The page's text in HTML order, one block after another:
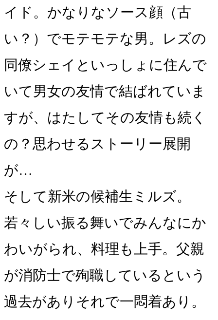
イド。かなりなソース顔（古
い？）でモテモテな男。レズの
同僚シェイといっしょに住んで
いて男女の友情で結ばれていま
すが、はたしてその友情も続く
の？思わせるストーリー展開
が…
そして新米の候補生ミルズ。
若々しい振る舞いでみんなにか
わいがられ、料理も上手。父親
が消防士で殉職しているという
過去がありそれで一悶着あり。